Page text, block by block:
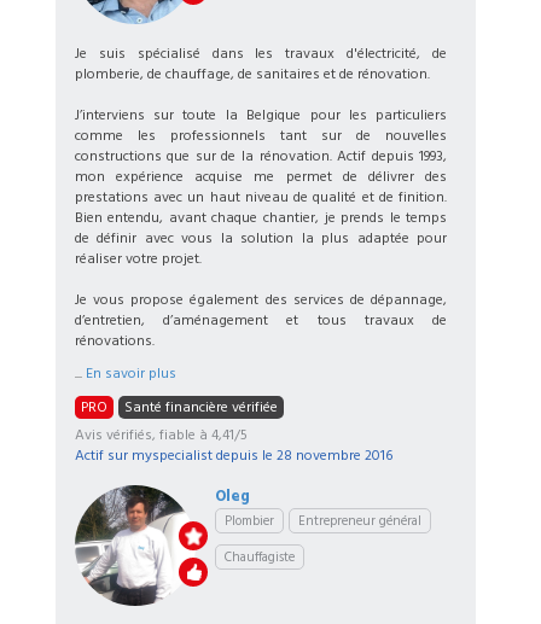
Je suis spécialisé dans les travaux d'électricité, de
plomberie, de chauffage, de sanitaires et de rénovation.
J’interviens sur toute la Belgique pour les particuliers
comme les professionnels tant sur de nouvelles
constructions que sur de la rénovation. Actif depuis 1993,
mon expérience acquise me permet de délivrer des
prestations avec un haut niveau de qualité et de finition.
Bien entendu, avant chaque chantier, je prends le temps
de définir avec vous la solution la plus adaptée pour
réaliser votre projet.
Je vous propose également des services de dépannage,
d’entretien, d’aménagement et tous travaux de
rénovations.
... En savoir plus
PRO
Santé financière vérifiée
Avis vérifiés, fiable à 4,41/5
Actif sur myspecialist depuis le 28 novembre 2016
Oleg
Plombier
Entrepreneur général
Chauffagiste